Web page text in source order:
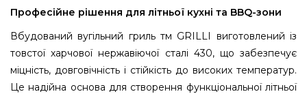
Професійне рішення для літньої кухні та BBQ-зони
Вбудований вугільний гриль тм GRILLI виготовлений із
товстої харчової нержавіючої сталі 430, що забезпечує
міцність, довговічність і стійкість до високих температур.
Це надійна основа для створення функціональної літньої